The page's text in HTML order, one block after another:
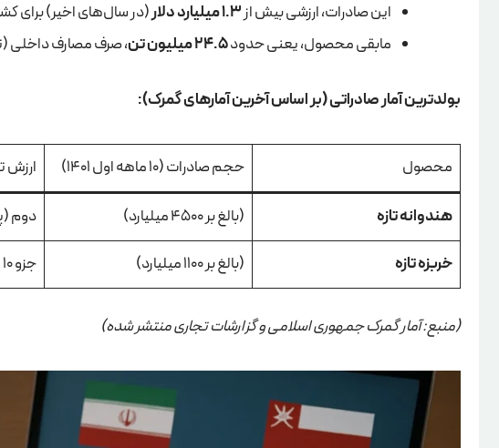
این صادرات، ارزشی بیش از1.3 میلیارد دلار
(در سال‌های اخیر) برای
مابقی محصول، یعنی حدود24.5 میلیون تن ، صرف مصارف داخلی
بولدترین آمار صادراتی (بر اساس آخرین آمارهای گمرک):
محصول حجم صادرات (10 ماهه اول 1401) ارزش
هندوانه تازه (بالغ بر 4500 میلیارد)
دوم
خربزه تازه
(بالغ بر 1100 میلیارد) جزو 10 محصول برتر
(منبع: آمار گمرک جمهوری اسلامی و گزارشات تجاری منتشر شده)